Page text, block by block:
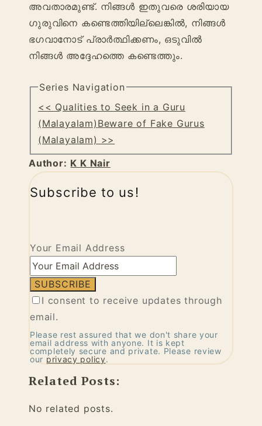
അവതാരമുണ്ട്. നിങ്ങൾ ഇതുവരെ ശരിയായ
ഗുരുവിനെ കണ്ടെത്തിയില്ലെങ്കിൽ, നിങ്ങൾ
ഭഗവാനോട് പ്രാർത്ഥിക്കണം, ഒടുവിൽ
നിങ്ങൾ അദ്ദേഹത്തെ കണ്ടെത്തും.
Series Navigation
<< Qualities to Seek in a Guru
(Malayalam) Beware of Fake Gurus
(Malayalam) >>
Author: K K Nair
Subscribe to us!
Your Email Address
I consent to receive updates through
email.
Please rest assured that we don't share your
email address with anyone. It is kept
completely secure and private. Please review
our privacy policy.
Related Posts:
No related posts.